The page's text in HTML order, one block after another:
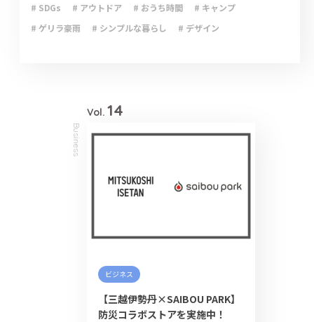
# SDGs # アウトドア # おうち時間
# キャンプ
# ゲリラ豪雨
# シンプルな暮らし
# デザイン
Business
Vol. 14
ビジネス
【三越伊勢丹×SAIBOU PARK】
防災コラボストアを実施中！